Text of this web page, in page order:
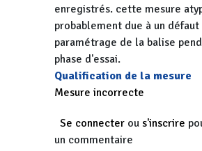
enregistrés. cette mesure
probablement due à un défaut
paramétrage de la balise
phase d'essai.
Qualification de la mesure
Mesure incorrecte
Se connecter ou s'inscrire
un commentaire